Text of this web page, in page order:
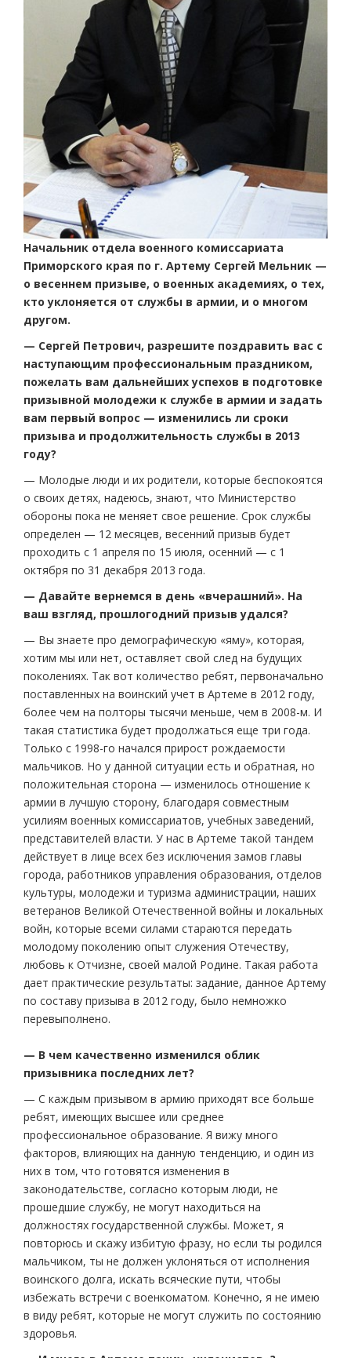
Начальник отдела военного комиссариата
Приморского края по г. Артему Сергей Мельник —
о весеннем призыве, о военных академиях, о тех,
кто уклоняется от службы в армии, и о многом
другом.
— Сергей Петрович, разрешите поздравить вас с
наступающим профессиональным праздником,
пожелать вам дальнейших успехов в подготовке
призывной молодежи к службе в армии и задать
вам первый вопрос — изменились ли сроки
призыва и продолжительность службы в 2013
году?
— Молодые люди и их родители, которые беспокоятся
о своих детях, надеюсь, знают, что Министерство
обороны пока не меняет свое решение. Срок службы
определен — 12 месяцев, весенний призыв будет
проходить с 1 апреля по 15 июля, осенний — с 1
октября по 31 декабря 2013 года.
— Давайте вернемся в день «вчерашний». На
ваш взгляд, прошлогодний призыв удался?
— Вы знаете про демографическую «яму», которая,
хотим мы или нет, оставляет свой след на будущих
поколениях. Так вот количество ребят, первоначально
поставленных на воинский учет в Артеме в 2012 году,
более чем на полторы тысячи меньше, чем в 2008-м. И
такая статистика будет продолжаться еще три года.
Только с 1998-го начался прирост рождаемости
мальчиков. Но у данной ситуации есть и обратная, но
положительная сторона — изменилось отношение к
армии в лучшую сторону, благодаря совместным
усилиям военных комиссариатов, учебных заведений,
представителей власти. У нас в Артеме такой тандем
действует в лице всех без исключения замов главы
города, работников управления образования, отделов
культуры, молодежи и туризма администрации, наших
ветеранов Великой Отечественной войны и локальных
войн, которые всеми силами стараются передать
молодому поколению опыт служения Отечеству,
любовь к Отчизне, своей малой Родине. Такая работа
дает практические результаты: задание, данное Артему
по составу призыва в 2012 году, было немножко
перевыполнено.
— В чем качественно изменился облик
призывника последних лет?
— С каждым призывом в армию приходят все больше
ребят, имеющих высшее или среднее
профессиональное образование. Я вижу много
факторов, влияющих на данную тенденцию, и один из
них в том, что готовятся изменения в
законодательстве, согласно которым люди, не
прошедшие службу, не могут находиться на
должностях государственной службы. Может, я
повторюсь и скажу избитую фразу, но если ты родился
мальчиком, ты не должен уклоняться от исполнения
воинского долга, искать всяческие пути, чтобы
избежать встречи с военкоматом. Конечно, я не имею
в виду ребят, которые не могут служить по состоянию
здоровья.